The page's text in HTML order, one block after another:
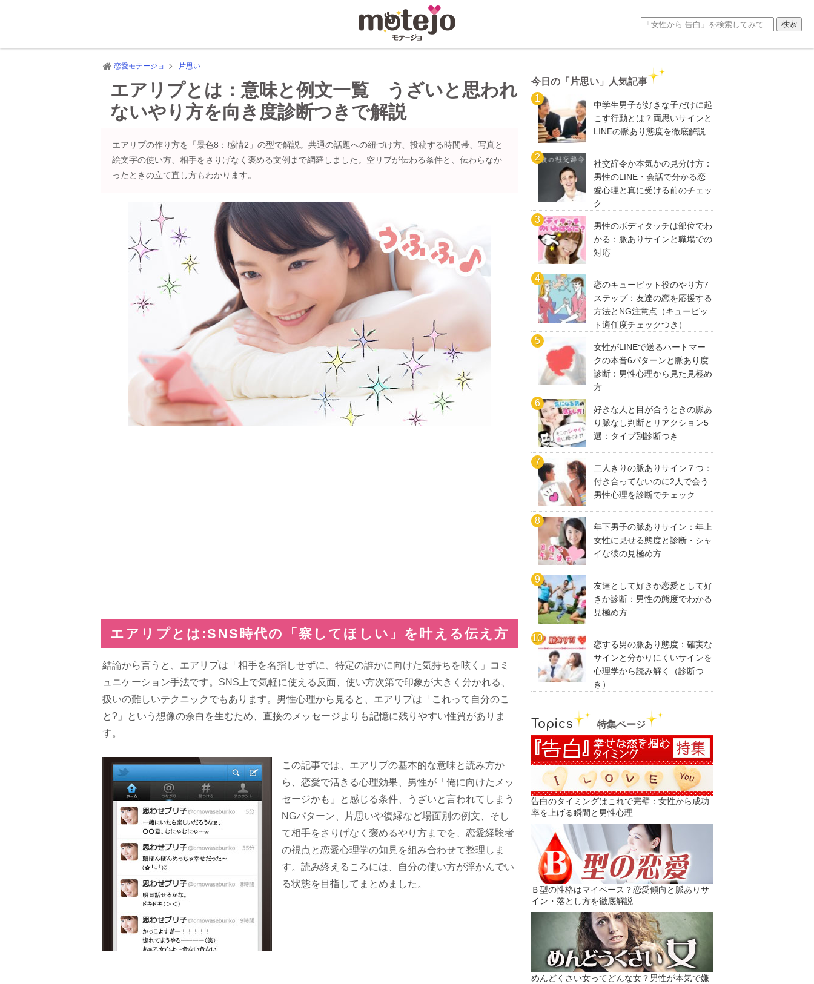
恋愛モテージョ 片思い
エアリプとは：意味と例文一覧 うざいと思われ
ないやり方を向き度診断つきで解説
エアリプの作り方を「景色8：感情2」の型で解説。共通の話題への紐づけ方、投稿する時間帯、写真と
絵文字の使い方、相手をさりげなく褒める文例まで網羅しました。空リプが伝わる条件と、伝わらなか
ったときの立て直し方もわかります。
エアリプとは:SNS時代の「察してほしい」を叶える伝え方
結論から言うと、エアリプは「相手を名指しせずに、特定の誰かに向けた気持ちを呟く」コミ
ュニケーション手法です。SNS上で気軽に使える反面、使い方次第で印象が大きく分かれる、
扱いの難しいテクニックでもあります。男性心理から見ると、エアリプは「これって自分のこ
と?」という想像の余白を生むため、直接のメッセージよりも記憶に残りやすい性質がありま
す。
この記事では、エアリプの基本的な意味と読み方か
ら、恋愛で活きる心理効果、男性が「俺に向けたメッ
セージかも」と感じる条件、うざいと言われてしまう
NGパターン、片思いや復縁など場面別の例文、そし
て相手をさりげなく褒めるやり方までを、恋愛経験者
の視点と恋愛心理学の知見を組み合わせて整理しま
す。読み終えるころには、自分の使い方が浮かんでい
る状態を目指してまとめました。
今日の「片思い」人気記事
中学生男子が好きな子だけに起
こす行動とは？両思いサインと
LINEの脈あり態度を徹底解説
社交辞令か本気かの見分け方：
男性のLINE・会話で分かる恋
愛心理と真に受ける前のチェッ
ク
男性のボディタッチは部位でわ
かる：脈ありサインと職場での
対応
恋のキューピット役のやり方7
ステップ：友達の恋を応援する
方法とNG注意点（キューピッ
ト適任度チェックつき）
女性がLINEで送るハートマー
クの本音6パターンと脈あり度
診断：男性心理から見た見極め
方
好きな人と目が合うときの脈あ
り脈なし判断とリアクション5
選：タイプ別診断つき
二人きりの脈ありサイン７つ：
付き合ってないのに2人で会う
男性心理を診断でチェック
年下男子の脈ありサイン：年上
女性に見せる態度と診断・シャ
イな彼の見極め方
友達として好きか恋愛として好
きか診断：男性の態度でわかる
見極め方
恋する男の脈あり態度：確実な
サインと分かりにくいサインを
心理学から読み解く（診断つ
き）
Topics 特集ページ
告白のタイミングはこれで完璧：女性から成功
率を上げる瞬間と男性心理
Ｂ型の性格はマイペース？恋愛傾向と脈ありサ
イン・落とし方を徹底解説
めんどくさい女ってどんな女？男性が本気で嫌